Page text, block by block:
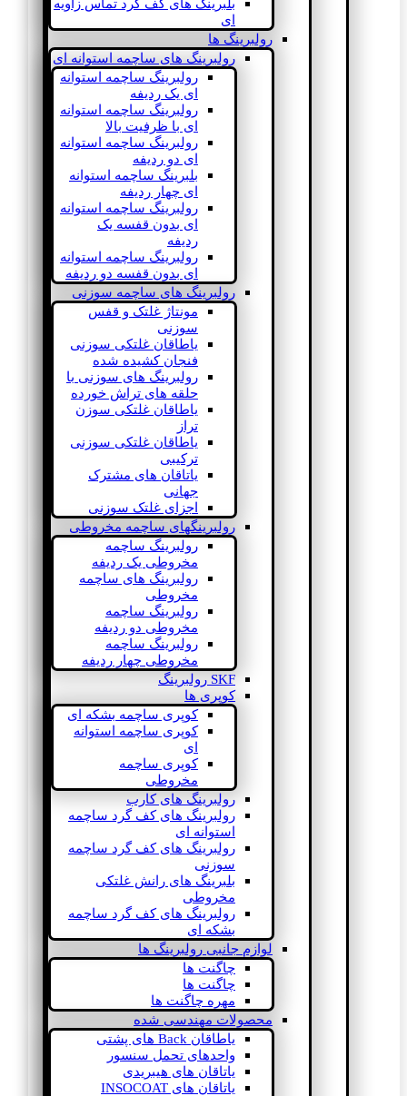
بلبرینگ های کف گرد تماس زاویه
ای
رولبرینگ ها
رولبرینگ های ساچمه استوانه ای
رولبرینگ ساچمه استوانه
ای یک ردیفه
رولبرینگ ساچمه استوانه
ای با ظرفیت بالا
رولبرینگ ساچمه استوانه
ای دو ردیفه
بلبرینگ ساچمه استوانه
ای چهار ردیفه
رولبرینگ ساچمه استوانه
ای بدون قفسه یک
ردیفه
رولبرینگ ساچمه استوانه
ای بدون قفسه دو ردیفه
رولبرینگ های ساچمه سوزنی
مونتاژ غلتک و قفس
سوزنی
یاطاقان غلتکی سوزنی
فنجان کشیده شده
رولبرینگ های سوزنی با
حلقه های تراش خورده
یاطاقان غلتکی سوزن
تراز
یاطاقان غلتکی سوزنی
ترکیبی
یاتاقان های مشترک
جهانی
اجزای غلتک سوزنی
رولبرینگهای ساچمه مخروطی
رولبرینگ ساچمه
مخروطی یک ردیفه
رولبرینگ های ساچمه
مخروطی
رولبرینگ ساچمه
مخروطی دو ردیفه
رولبرینگ ساچمه
مخروطی چهار ردیفه
SKF رولبرینگ
کوپری ها
کوپری ساچمه بشکه ای
کوپری ساچمه استوانه
ای
کوپری ساچمه
مخروطی
رولبرینگ های کارب
رولبرینگ های کف گرد ساچمه
استوانه ای
رولبرینگ های کف گرد ساچمه
سوزنی
بلبرینگ های رانش غلتکی
مخروطی
رولبرینگ های کف گرد ساچمه
بشکه ای
لوازم جانبی رولبرینگ ها
چاگنت ها
چاگنت ها
مهره چاگنت ها
محصولات مهندسی شده
یاطاقان Back های پشتی
واحدهای تحمل سنسور
یاتاقان های هیبریدی
یاتاقان های INSOCOAT